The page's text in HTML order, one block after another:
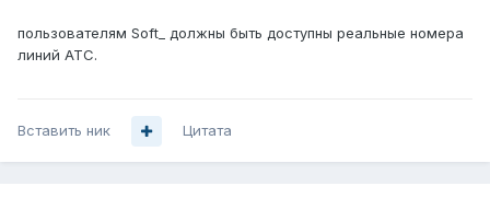
пользователям Soft_ должны быть доступны реальные номера
линий АТС.
Вставить ник Цитата